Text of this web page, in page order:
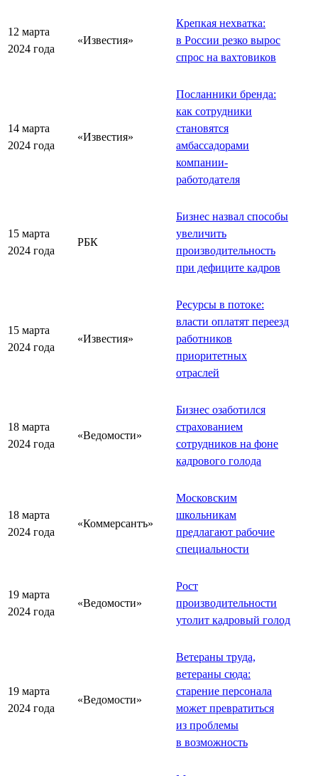
12 марта
2024 года
«Известия»
Крепкая нехватка:
в России резко вырос
спрос на вахтовиков
14 марта
2024 года
«Известия»
Посланники бренда:
как сотрудники
становятся
амбассадорами
компании-
работодателя
15 марта
2024 года
РБК
Бизнес назвал способы
увеличить
производительность
при дефиците кадров
15 марта
2024 года
«Известия»
Ресурсы в потоке:
власти оплатят переезд
работников
приоритетных
отраслей
18 марта
2024 года
«Ведомости»
Бизнес озаботился
страхованием
сотрудников на фоне
кадрового голода
18 марта
2024 года
«Коммерсантъ»
Московским
школьникам
предлагают рабочие
специальности
19 марта
2024 года
«Ведомости»
Рост
производительности
утолит кадровый голод
19 марта
2024 года
«Ведомости»
Ветераны труда,
ветераны сюда:
старение персонала
может превратиться
из проблемы
в возможность